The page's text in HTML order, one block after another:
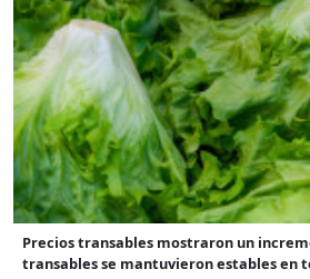
Precios transables mostraron un
transables se mantuvieron estables en